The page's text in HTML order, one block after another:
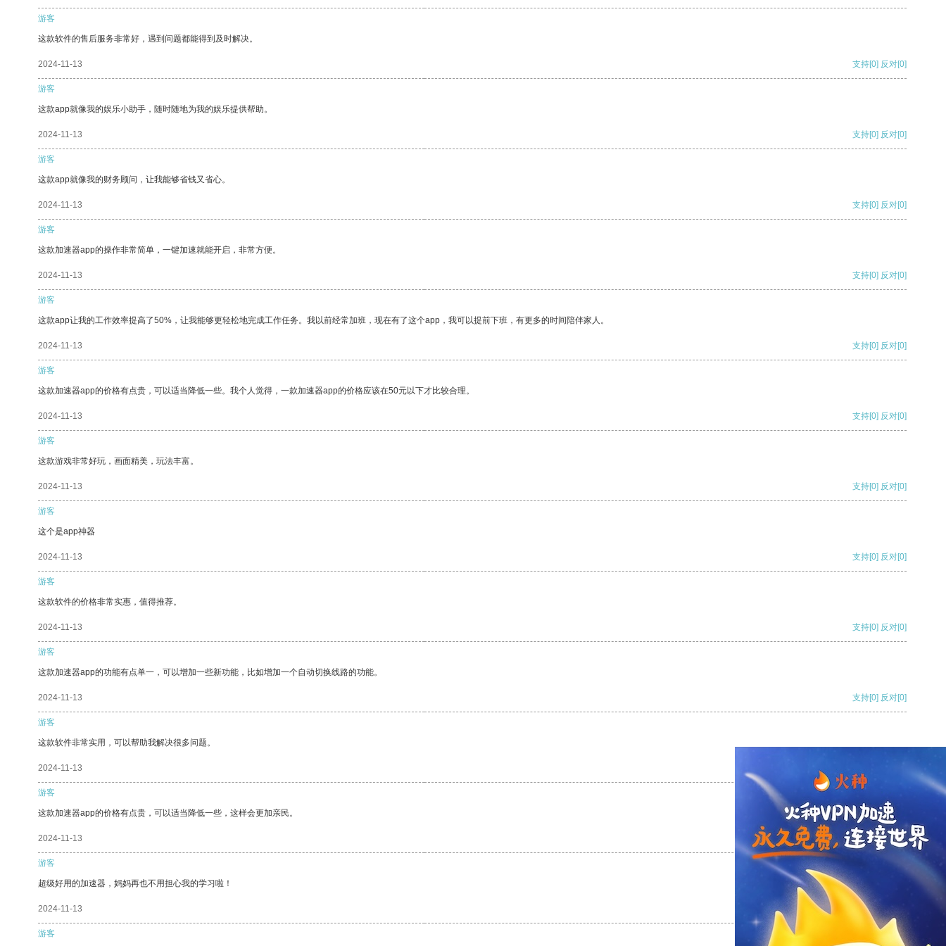
游客
这款软件的售后服务非常好，遇到问题都能得到及时解决。
2024-11-13 支持[0] 反对[0]
游客
这款app就像我的娱乐小助手，随时随地为我的娱乐提供帮助。
2024-11-13 支持[0] 反对[0]
游客
这款app就像我的财务顾问，让我能够省钱又省心。
2024-11-13 支持[0] 反对[0]
游客
这款加速器app的操作非常简单，一键加速就能开启，非常方便。
2024-11-13 支持[0] 反对[0]
游客
这款app让我的工作效率提高了50%，让我能够更轻松地完成工作任务。我以前经常加班，现在有了这个app，我可以提前下班，有更多的时间陪伴家人。
2024-11-13 支持[0] 反对[0]
游客
这款加速器app的价格有点贵，可以适当降低一些。我个人觉得，一款加速器app的价格应该在50元以下才比较合理。
2024-11-13 支持[0] 反对[0]
游客
这款游戏非常好玩，画面精美，玩法丰富。
2024-11-13 支持[0] 反对[0]
游客
这个是app神器
2024-11-13 支持[0] 反对[0]
游客
这款软件的价格非常实惠，值得推荐。
2024-11-13 支持[0] 反对[0]
游客
这款加速器app的功能有点单一，可以增加一些新功能，比如增加一个自动切换线路的功能。
2024-11-13 支持[0] 反对[0]
游客
这款软件非常实用，可以帮助我解决很多问题。
2024-11-13
游客
这款加速器app的价格有点贵，可以适当降低一些，这样会更加亲民。
2024-11-13 支持 [0] 反对[0]
游客
超级好用的加速器，妈妈再也不用担心我的学习啦！
2024-11-13 支持[0] 反对
游客